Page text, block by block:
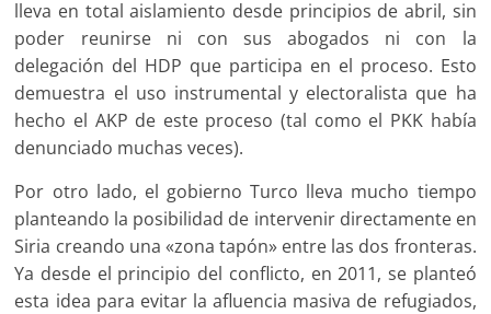
lleva en total aislamiento desde principios de abril, sin
poder reunirse ni con sus abogados ni con la
delegación del HDP que participa en el proceso. Esto
demuestra el uso instrumental y electoralista que ha
hecho el AKP de este proceso (tal como el PKK había
denunciado muchas veces).
Por otro lado, el gobierno Turco lleva mucho tiempo
planteando la posibilidad de intervenir directamente en
Siria creando una «zona tapón» entre las dos fronteras.
Ya desde el principio del conflicto, en 2011, se planteó
esta idea para evitar la afluencia masiva de refugiados,